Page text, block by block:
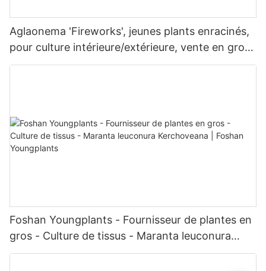
Aglaonema 'Fireworks', jeunes plants enracinés,
pour culture intérieure/extérieure, vente en gros
aux producteurs | Foshan Youngplants
Foshan Youngplants - Fournisseur de plantes en
gros - Culture de tissus - Maranta leuconura
Kerchoveana | Foshan Youngplants